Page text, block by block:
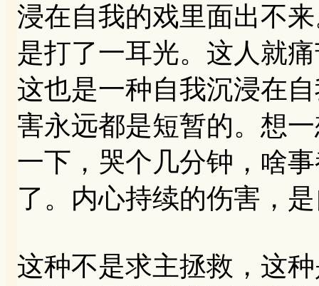
浸在自我的戏里面出不
是打了一耳光。这人就
这也是一种自我沉浸在
害永远都是短暂的。想
一下，哭个几分钟，啥
了。内心持续的伤害，
这种不是求主拯救，这